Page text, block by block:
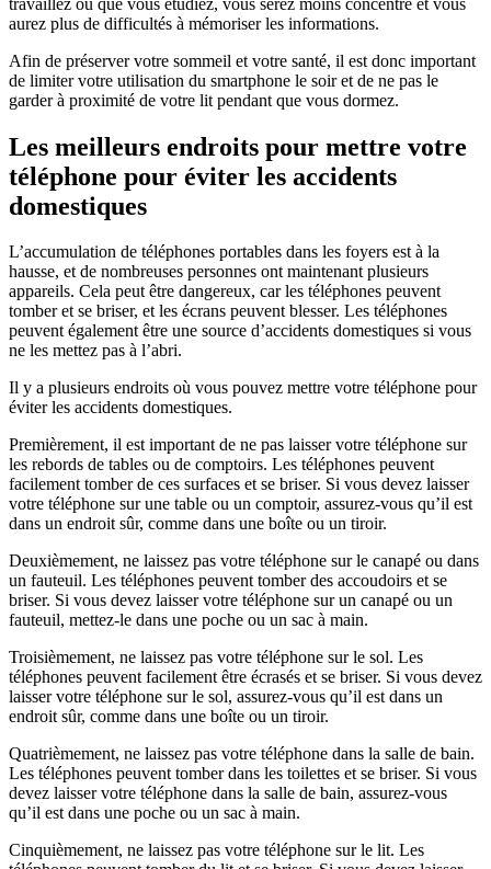
aurez plus de difficultés à mémoriser les informations.
Afin de préserver votre sommeil et votre santé, il est donc important
de limiter votre utilisation du smartphone le soir et de ne pas le
garder à proximité de votre lit pendant que vous dormez.
Les meilleurs endroits pour mettre votre
téléphone pour éviter les accidents
domestiques
L’accumulation de téléphones portables dans les foyers est à la
hausse, et de nombreuses personnes ont maintenant plusieurs
appareils. Cela peut être dangereux, car les téléphones peuvent
tomber et se briser, et les écrans peuvent blesser. Les téléphones
peuvent également être une source d’accidents domestiques si vous
ne les mettez pas à l’abri.
Il y a plusieurs endroits où vous pouvez mettre votre téléphone pour
éviter les accidents domestiques.
Premièrement, il est important de ne pas laisser votre téléphone sur
les rebords de tables ou de comptoirs. Les téléphones peuvent
facilement tomber de ces surfaces et se briser. Si vous devez laisser
votre téléphone sur une table ou un comptoir, assurez-vous qu’il est
dans un endroit sûr, comme dans une boîte ou un tiroir.
Deuxièmement, ne laissez pas votre téléphone sur le canapé ou dans
un fauteuil. Les téléphones peuvent tomber des accoudoirs et se
briser. Si vous devez laisser votre téléphone sur un canapé ou un
fauteuil, mettez-le dans une poche ou un sac à main.
Troisièmement, ne laissez pas votre téléphone sur le sol. Les
téléphones peuvent facilement être écrasés et se briser. Si vous devez
laisser votre téléphone sur le sol, assurez-vous qu’il est dans un
endroit sûr, comme dans une boîte ou un tiroir.
Quatrièmement, ne laissez pas votre téléphone dans la salle de bain.
Les téléphones peuvent tomber dans les toilettes et se briser. Si vous
devez laisser votre téléphone dans la salle de bain, assurez-vous
qu’il est dans une poche ou un sac à main.
Cinquièmement, ne laissez pas votre téléphone sur le lit. Les